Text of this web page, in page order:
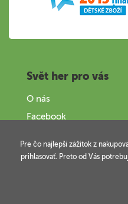
Svět her pro vás
O nás
Facebook
Provozovatel a kontakty
Pre čo najlepší zážitok z
prihlasovať. Preto od Vás